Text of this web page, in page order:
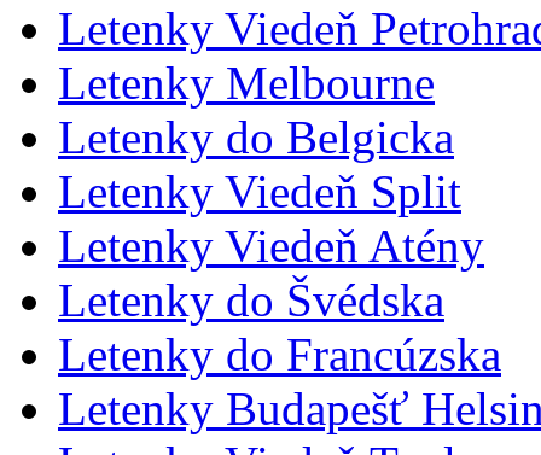
Letenky Viedeň
Letenky Melbourne
Letenky do Belgicka
Letenky Viedeň Split
Letenky Viedeň Atény
Letenky do Švédska
Letenky do Francúzska
Letenky Budapešť